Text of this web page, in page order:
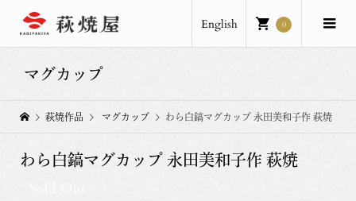
English 0
マグカップ
萩焼作品 マグカップ わら白鎬マグカップ 永田美和子作 萩焼
わら白鎬マグカップ 永田美和子作 萩焼